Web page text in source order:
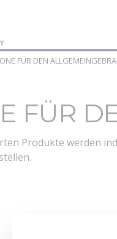
FÜR DEN
FÜR
Produkte werden